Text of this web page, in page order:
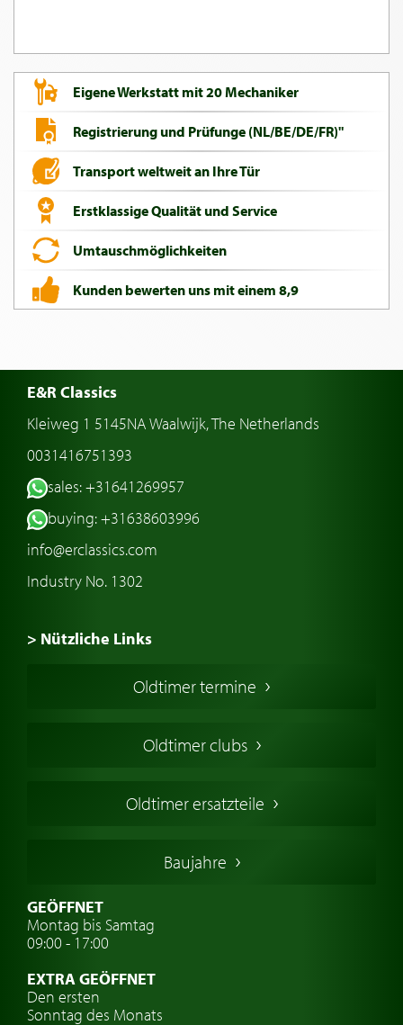
Eigene Werkstatt mit 20 Mechaniker
Registrierung und Prüfunge (NL/BE/DE/FR)"
Transport weltweit an Ihre Tür
Erstklassige Qualität und Service
Umtauschmöglichkeiten
Kunden bewerten uns mit einem 8,9
E&R Classics
Kleiweg 1 5145NA Waalwijk, The Netherlands
0031416751393
sales: +31641269957
buying: +31638603996
info@erclassics.com
Industry No. 1302
> Nützliche Links
Oldtimers in Europa
Englische Oldtimer
Deutsche Oldtimer
Schwedische Oldtimer
Oldtimer mit h-kennzeichen
Auto Oldtimer Markt
Oldtimer-Versicherung
Oldtimer termine
Oldtimer clubs
Oldtimer ersatzteile
Baujahre
GEÖFFNET
Montag bis Samtag
09:00 - 17:00
EXTRA GEÖFFNET
Den ersten
Sonntag des Monats